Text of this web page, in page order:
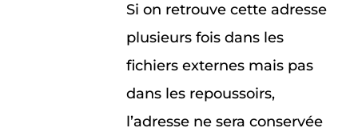
Si on retrouve cette adresse
plusieurs fois dans les
fichiers externes mais pas
dans les repoussoirs,
l’adresse ne sera conservée